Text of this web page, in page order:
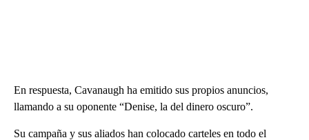
En respuesta, Cavanaugh ha emitido sus propios anuncios,
llamando a su oponente “Denise, la del dinero oscuro”.
Su campaña y sus aliados han colocado carteles en todo el